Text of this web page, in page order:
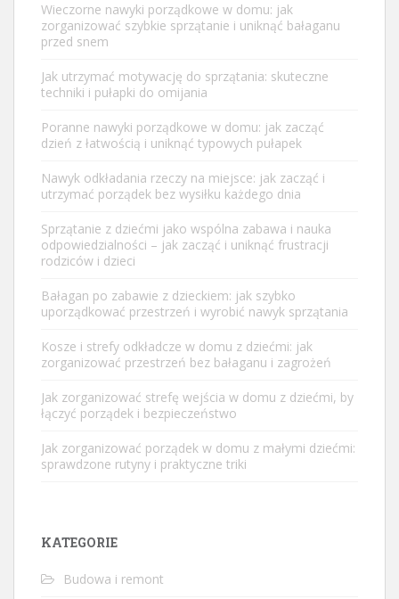
Wieczorne nawyki porządkowe w domu: jak
zorganizować szybkie sprzątanie i uniknąć bałaganu
przed snem
Jak utrzymać motywację do sprzątania: skuteczne
techniki i pułapki do omijania
Poranne nawyki porządkowe w domu: jak zacząć
dzień z łatwością i uniknąć typowych pułapek
Nawyk odkładania rzeczy na miejsce: jak zacząć i
utrzymać porządek bez wysiłku każdego dnia
Sprzątanie z dziećmi jako wspólna zabawa i nauka
odpowiedzialności – jak zacząć i uniknąć frustracji
rodziców i dzieci
Bałagan po zabawie z dzieckiem: jak szybko
uporządkować przestrzeń i wyrobić nawyk sprzątania
Kosze i strefy odkładcze w domu z dziećmi: jak
zorganizować przestrzeń bez bałaganu i zagrożeń
Jak zorganizować strefę wejścia w domu z dziećmi, by
łączyć porządek i bezpieczeństwo
Jak zorganizować porządek w domu z małymi dziećmi:
sprawdzone rutyny i praktyczne triki
KATEGORIE
Budowa i remont